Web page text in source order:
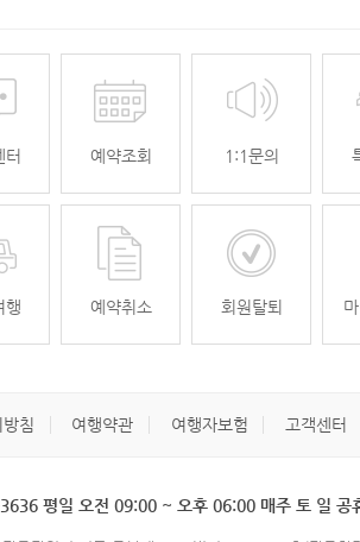
터 예약조회 1:1문의
행 예약취소 회원탈퇴
침 여행약관 여행자보험 고객센터
평일 오전 09:00 ~ 오후 06:00 매주 토 일 공